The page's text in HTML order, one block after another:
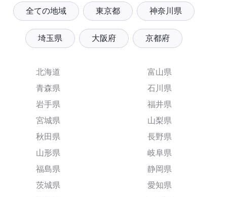
全ての地域 東京都 神奈川県
埼玉県 大阪府 京都府
北海道
青森県
岩手県
宮城県
秋田県
山形県
福島県
茨城県
富山県
石川県
福井県
山梨県
長野県
岐阜県
静岡県
愛知県